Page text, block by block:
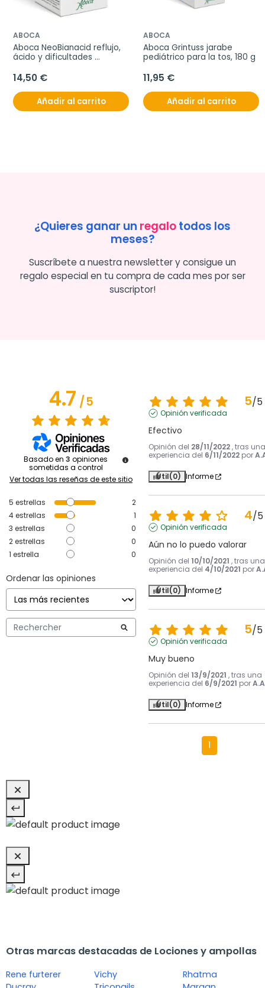
ABOCA
Aboca NeoBianacid reflujo,
ácido y dificultades
14,50 €
Añadir al carrito
ABOCA
Aboca Grintuss jarabe
pediátrico para la tos, 180 g
11,95 €
Añadir al carrito
¿Quieres ganar un regalotodos los
meses?
Suscríbete a nuestra newsletter y consigue un
regalo especial en tu compra de cada mes por ser
suscriptor!
4.7/5
Basado en 3 opiniones
sometidas a control
Ver todas las reseñas de este sitio
5 estrellas
2
4estrellas
1
3 estrellas
0
2estrellas
0
1 estrella 0
Ordenar las opiniones
5/5
Opinión verificada
Efectivo
Opinión del 28/11/2022 , tras una
experiencia del 6/11/2022 por
Útil(0) Informe
4/5
Opinión verificada
Aún no lo puedo valorar
Opinión del 10/10/2021 , tras una
experiencia del 4/10/2021 por
Útil(0) Informe
5/5
Opinión verificada
Muy bueno
Opinión del 13/9/2021 , tras una
experiencia del 6/9/2021 por
Útil(0) Informe
1
Otras marcas destacadas de Lociones y ampollas
Rene furterer
Vichy
Rhatma